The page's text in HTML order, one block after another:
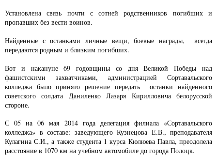
Установлена связь почти с сотней родственников погибших и
пропавших без вести воинов.
Найденные с останками личные вещи, боевые награды, всегда
передаются родным и близким погибших.
Вот и накануне 69 годовщины со дня Великой Победы над
фашистскими захватчиками, администрацией Сортавальского
колледжа было принято решение передать останки найденного
советского солдата Даниленко Лазаря Кирилловича белорусской
стороне.
С 05 на 06 мая 2014 года делегация филиала «Сортавальского
колледжа» в составе: заведующего Кузнецова Е.В., преподавателя
Кулагина С.И., а также студента 1 курса Кюлюева Павла, преодолела
расстояние в 1070 км на учебном автомобиле до города Полоцк.